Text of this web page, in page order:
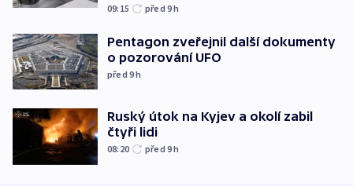
09:15 před 9h
Pentagon zveřejnil další dokumenty
o pozorování UFO
před 9h
Ruský útok na Kyjev a okolí zabil
čtyři lidi
08:20 před 9h